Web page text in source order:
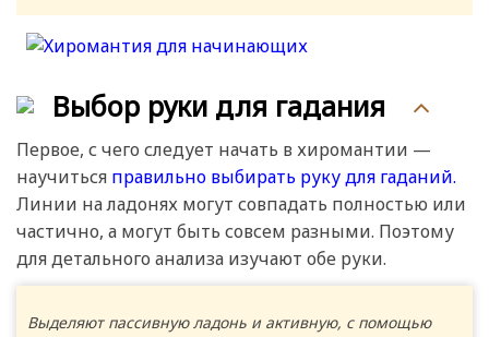
Выбор руки для гадания
Первое, с чего следует начать в хиромантии —
научиться правильно выбирать руку для гаданий.
Линии на ладонях могут совпадать полностью или
частично, а могут быть совсем разными. Поэтому
для детального анализа изучают обе руки.
Выделяют пассивную ладонь и активную, с помощью